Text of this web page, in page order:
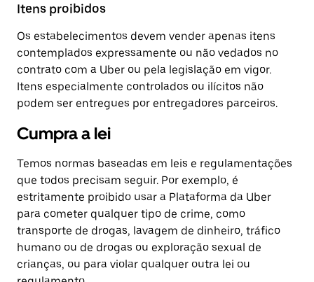
Itens proibidos
Os estabelecimentos devem vender apenas itens
contemplados expressamente ou não vedados no
contrato com a Uber ou pela legislação em vigor.
Itens especialmente controlados ou ilícitos não
podem ser entregues por entregadores parceiros.
Cumpra a lei
Temos normas baseadas em leis e regulamentações
que todos precisam seguir. Por exemplo, é
estritamente proibido usar a Plataforma da Uber
para cometer qualquer tipo de crime, como
transporte de drogas, lavagem de dinheiro, tráfico
humano ou de drogas ou exploração sexual de
crianças, ou para violar qualquer outra lei ou